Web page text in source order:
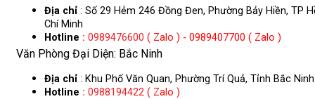
Địa chỉ : Số 29 Hẻm 246 Đồng Đen, Phường Bảy Hiền, TP
Chí Minh
Hotline : 0989476600 ( Zalo ) - 0989407700 ( Zalo )
Văn Phòng Đại Diện: Bắc Ninh
Địa chỉ : Khu Phố Văn Quan, Phường Trí Quả, Tỉnh Bắc Ninh
Hotline : 0988194422 ( Zalo )